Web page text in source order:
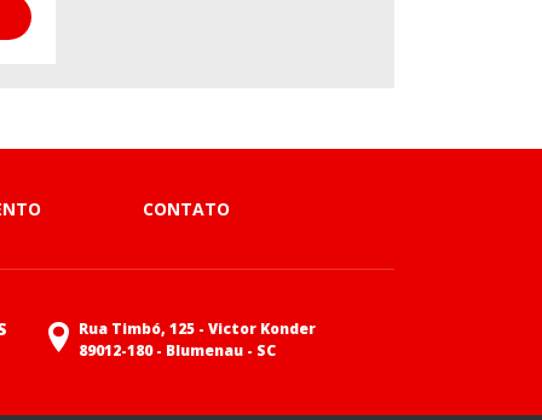
CONTATO
Rua Timbó, 125 - Victor Konder
89012-180 - Blumenau - SC